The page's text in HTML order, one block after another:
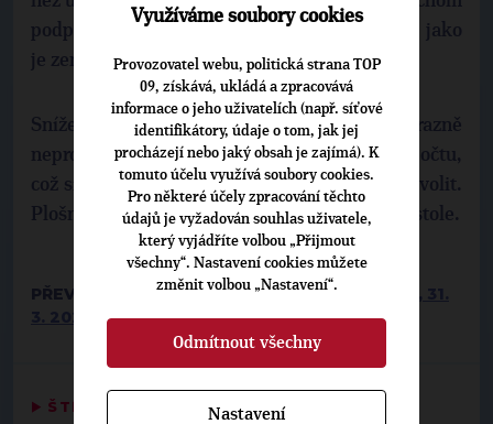
podporovali obory, které jsou na naftě závislé, jako
je zemědělství, dopravci a tak dále.
Snížení ceny o 1,50 korun se v té ceně výrazně
neprojeví. Takže stát přijde o příjem do rozpočtu,
což si na rozdíl třeba od Německa nemůže dovolit.
Plošné financování proto v tuto chvíli není na stole.
PŘEVZATO Z:
PRO A PROTI, LUKÁŠ MATOŠKA, 31.
(KRÁCENO)
▶ ŠTÍTKY
Využíváme soubory cookies
Provozovatel webu, politická strana TOP
09, získává, ukládá a zpracovává
informace o jeho uživatelích (např. síťové
identifikátory, údaje o tom, jak jej
procházejí nebo jaký obsah je zajímá). K
tomuto účelu využívá soubory cookies.
Pro některé účely zpracování těchto
údajů je vyžadován souhlas uživatele,
který vyjádříte volbou „Přijmout
všechny“. Nastavení cookies můžete
změnit volbou „Nastavení“.
Odmítnout všechny
Nastavení